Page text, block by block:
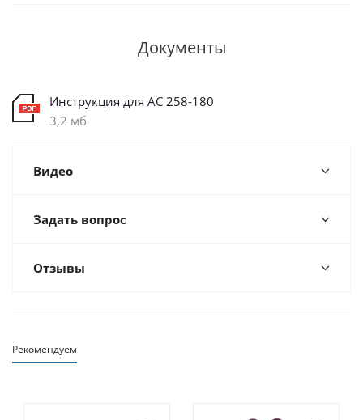
Документы
Инструкция для AC 258-180
3,2 мб
Видео
Задать вопрос
Отзывы
Рекомендуем